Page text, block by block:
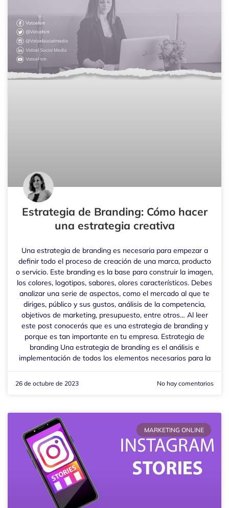
Estrategia de Branding: Cómo hacer
una estrategia creativa
Una estrategia de branding es necesaria para empezar a
definir todo el proceso de creación de una marca, producto
o servicio. Este branding es la base para construir la imagen,
los colores, logotipos, sabores, olores característicos. Debes
analizar una serie de aspectos, como el mercado al que te
diriges, público y sus gustos, análisis de la competencia,
objetivos de marketing, presupuesto, entre otros… Al leer
este post conocerás que es una estrategia de branding y
porque es tan importante en tu empresa. Estrategia de
branding Una estrategia de branding es el análisis e
implementación de todos los elementos necesarios para la
26 de octubre de 2023 No hay comentarios
MARKETING ONLINE